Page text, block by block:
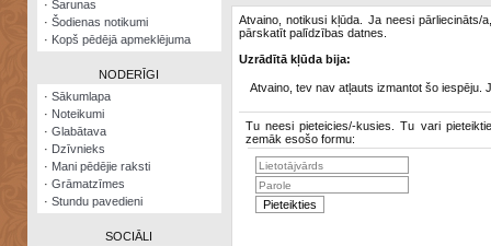
notikumi
Visatcera
almanahs
Arhīvs
· Sarunas
· Šodienas notikumi
· Kopš pēdējā apmeklējuma
NODERĪGI
· Sākumlapa
· Noteikumi
· Glabātava
· Dzīvnieks
· Mani pēdējie raksti
· Grāmatzīmes
· Stundu pavedieni
SOCIĀLI
Atvaino, notikusi kļūda. Ja neesi pārliecināts/
pārskatīt palīdzības datnes.
Uzrādītā kļūda bija:
Atvaino, tev nav atļauts izmantot šo iespēju.
Tu neesi pieteicies/-kusies. Tu vari
zemāk esošo formu: